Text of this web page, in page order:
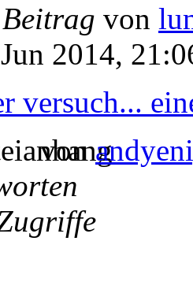
von
2014,
versuch...
von